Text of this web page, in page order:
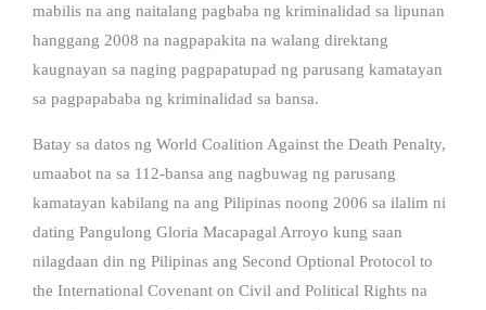
mabilis na ang naitalang pagbaba ng kriminalidad sa lipunan
hanggang 2008 na nagpapakita na walang direktang
kaugnayan sa naging pagpapatupad ng parusang kamatayan
sa pagpapababa ng kriminalidad sa bansa.
Batay sa datos ng World Coalition Against the Death Penalty,
umaabot na sa 112-bansa ang nagbuwag ng parusang
kamatayan kabilang na ang Pilipinas noong 2006 sa ilalim ni
dating Pangulong Gloria Macapagal Arroyo kung saan
nilagdaan din ng Pilipinas ang Second Optional Protocol to
the International Covenant on Civil and Political Rights na